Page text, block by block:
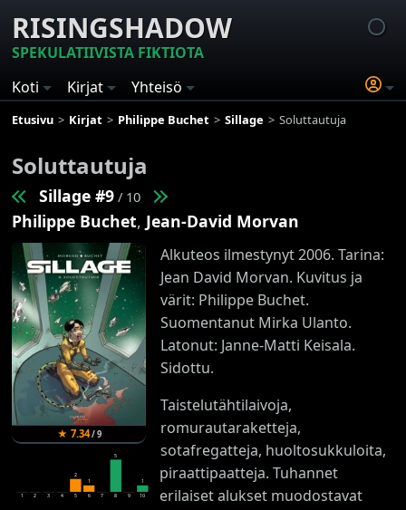
RISINGSHADOW
SPEKULATIIVISTA FIKTIOTA
Koti
Kirjat Yhteisö
Etusivu Kirjat Philippe Buchet Sillage Soluttautuja
Soluttautuja
Sillage #9 / 10
Philippe Buchet, Jean-David Morvan
★ 7.34/9
1 2 3 4
2
5
1
6 7
5
8 9
1
10
Alkuteos ilmestynyt 2006. Tarina:
Jean David Morvan. Kuvitus ja
värit: Philippe Buchet.
Suomentanut Mirka Ulanto.
Latonut: Janne-Matti Keisala.
Sidottu.
Taistelutähtilaivoja,
romurautaraketteja,
sotafregatteja, huoltosukkuloita,
piraattipaatteja. Tuhannet
erilaiset alukset muodostavat